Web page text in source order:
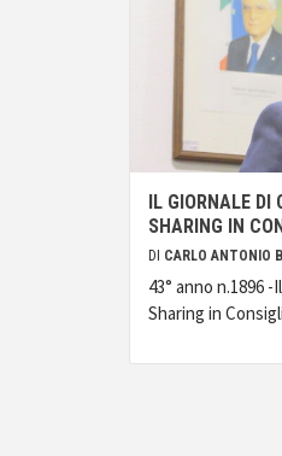
IL GIORNALE
SHARING IN
DI CARLO ANTONIO
43° anno n.1896
Sharing in